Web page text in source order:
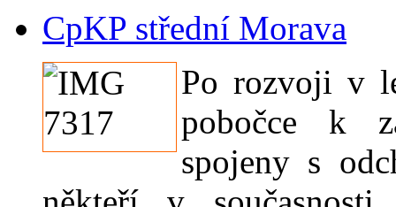
CpKP střední Morava
Po rozvoji v
pobočce k
spojeny s